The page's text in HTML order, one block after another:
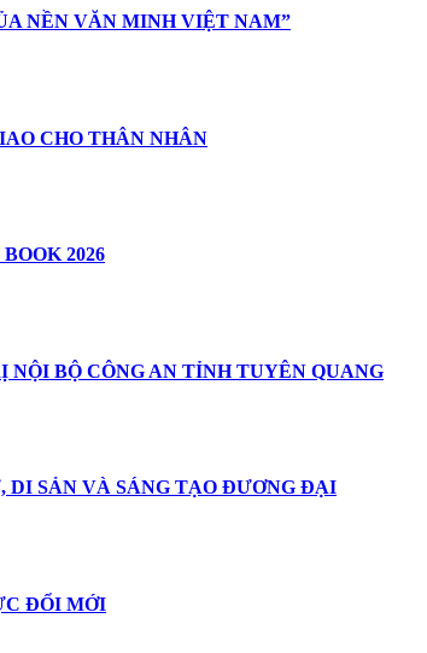
NỀN VĂN MINH VIỆT NAM”
CHO THÂN NHÂN
2026
BỘ CÔNG AN TỈNH TUYÊN QUANG
DI SẢN VÀ SÁNG TẠO ĐƯƠNG ĐẠI
ĐỔI MỚI